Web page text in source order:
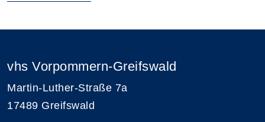
vhs Vorpommern-Greifswald
Martin-Luther-Straße 7a
17489 Greifswald